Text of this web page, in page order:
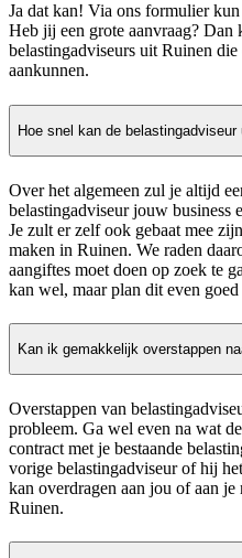
Ja dat kan! Via ons formulier
Heb jij een grote aanvraag? Dan
belastingadviseurs uit Ruinen
aankunnen.
Hoe snel kan de
Over het algemeen zul je altijd
belastingadviseur jouw business
Je zult er zelf ook gebaat mee
maken in Ruinen. We raden
aangiftes moet doen op zoek te
kan wel, maar plan dit even
Kan ik gemakkelijk overstappen
Overstappen van
probleem. Ga wel even na wat
contract met je bestaande
vorige belastingadviseur of hij
kan overdragen aan jou of aan
Ruinen.